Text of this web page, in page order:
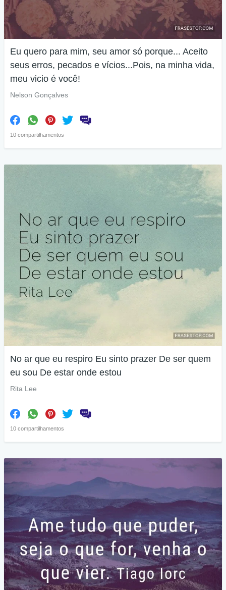
Eu quero para mim, seu amor só porque... Aceito
seus erros, pecados e vícios...Pois, na minha vida,
meu vicio é você!
Nelson Gonçalves
10 compartilhamentos
No ar que eu respiro Eu sinto prazer De ser quem
eu sou De estar onde estou
Rita Lee
10 compartilhamentos